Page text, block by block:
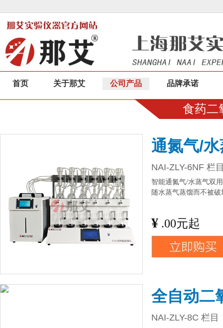
首页 关于那艾 公司产品 品牌承诺
食药二
通氮气/
NAI-ZLY-6NF 栏
智能通氮气/水蒸气双
随水蒸气蒸馏而不被
¥ .00元起
全自动二
NAI-ZLY-8C 栏目